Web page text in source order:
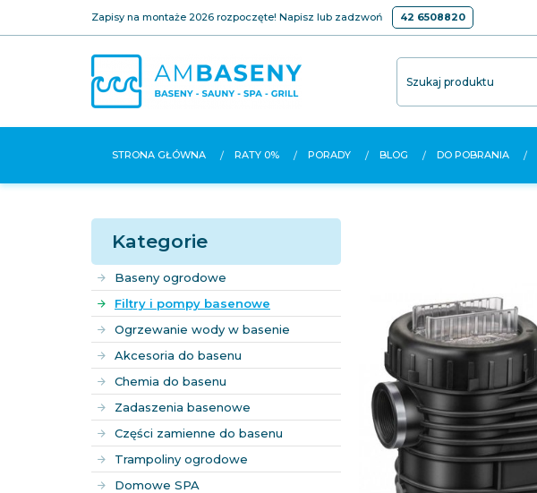
Zapisy na montaże 2026 rozpoczęte! Napisz lub zadzwoń 42 6508820
Szukaj produktu
STRONA GŁÓWNA RATY 0% PORADY BLOG DO POBRANIA
Kategorie
Baseny ogrodowe
Filtry i pompy basenowe
Ogrzewanie wody w basenie
Akcesoria do basenu
Chemia do basenu
Zadaszenia basenowe
Części zamienne do basenu
Trampoliny ogrodowe
Domowe SPA